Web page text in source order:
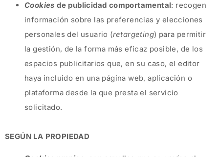
Cookiesde publicidad comportamental: recogen
información sobre las preferencias y elecciones
personales del usuario (retargeting) para permitir
la gestión, de la forma más eficaz posible, de los
espacios publicitarios que, en su caso, el editor
haya incluido en una página web, aplicación o
plataforma desde la que presta el servicio
solicitado.
SEGÚN LA PROPIEDAD